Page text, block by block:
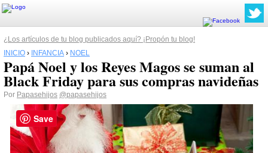
¿Los artículos de tu blog publicados aquí? ¡Propón tu blog!
INICIO › INFANCIA › NOEL
Papá Noel y los Reyes Magos se suman al
Black Friday para sus compras navideñas
Por Papasehijos @papasehijos
Save